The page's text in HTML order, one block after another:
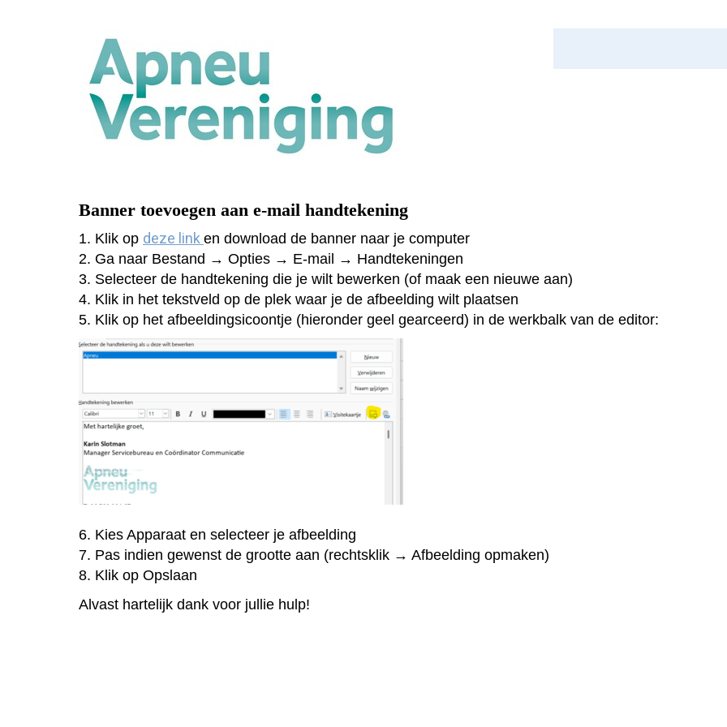
Banner toevoegen aan e-mail handtekening
1. Klik op deze link en download de banner naar je computer
2. Ga naar Bestand → Opties → E-mail → Handtekeningen
3. Selecteer de handtekening die je wilt bewerken (of maak een nieuwe aan)
4. Klik in het tekstveld op de plek waar je de afbeelding wilt plaatsen
5. Klik op het afbeeldingsicoontje (hieronder geel gearceerd) in de werkbalk van de editor:
6. Kies Apparaat en selecteer je afbeelding
7. Pas indien gewenst de grootte aan (rechtsklik → Afbeelding opmaken)
8. Klik op Opslaan
Alvast hartelijk dank voor jullie hulp!